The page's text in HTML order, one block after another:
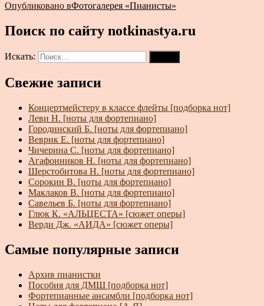
Опубликовано вФотогалерея «Пианисты»
Поиск по сайту notkinastya.ru
Искать:
Свежие записи
Концертмейстеру в классе флейты [подборка нот]
Леви Н. [ноты для фортепиано]
Городинский Б. [ноты для фортепиано]
Веврик Е. [ноты для фортепиано]
Чичерина С. [ноты для фортепиано]
Агафонников Н. [ноты для фортепиано]
Шерстобитова Н. [ноты для фортепиано]
Сорокин В. [ноты для фортепиано]
Маклаков В. [ноты для фортепиано]
Савельев Б. [ноты для фортепиано]
Глюк К. «АЛЬЦЕСТА» [сюжет оперы]
Верди Дж. «АИДА» [сюжет оперы]
Самые популярные записи
Архив пианистки
Пособия для ДМШ [подборка нот]
Фортепианные ансамбли [подборка нот]